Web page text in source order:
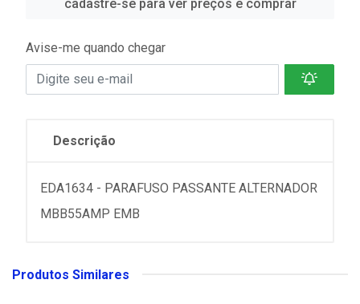
cadastre-se para ver preços e comprar
Avise-me quando chegar
Descrição
EDA1634 - PARAFUSO PASSANTE ALTERNADOR
MBB55AMP EMB
Produtos Similares